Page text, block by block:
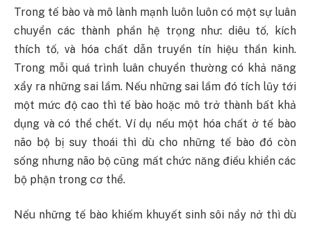
Trong tế bào và mô lành mạnh luôn luôn có một sự luân
chuyển các thành phần hệ trọng như: diêu tố, kích
thích tố, và hóa chất dẫn truyền tín hiệu thần kinh.
Trong mỗi quá trình luân chuyển thường có khả năng
xẩy ra những sai lầm. Nếu những sai lầm đó tích lũy tới
một mức độ cao thì tế bào hoặc mô trở thành bất khả
dụng và có thể chết. Ví dụ nếu một hóa chất ở tế bào
não bộ bị suy thoái thì dù cho những tế bào đó còn
sống nhưng não bộ cũng mất chức năng điều khiển các
bộ phận trong cơ thể.
Nếu những tế bào khiếm khuyết sinh sôi nẩy nở thì dù